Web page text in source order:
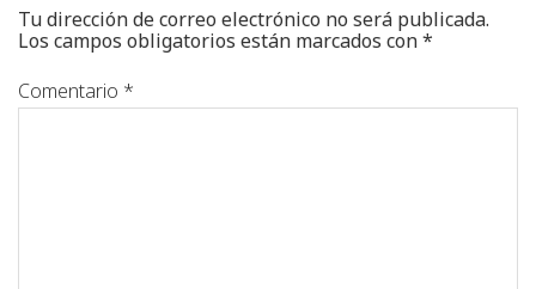
Tu dirección de correo electrónico no será publicada.
Los campos obligatorios están marcados con*
Comentario *